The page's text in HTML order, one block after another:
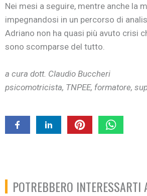
Nei mesi a seguire, mentre anche la
impegnandosi in un percorso di
Adriano non ha quasi più avuto crisi
sono scomparse del tutto.
a cura dott. Claudio Buccheri
psicomotricista, TNPEE, formatore,
POTREBBERO INTERESSARTI